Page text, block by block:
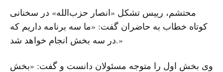
محتشم، رییس تشکل «انصار حزب‌الله» در سخنانی
کوتاه خطاب به حاضران گفت: «ما سه برنامه داریم که
در سه بخش انجام خواهد شد.»
وی بخش اول را متوجه مسئولان دانست و گفت: «بخش